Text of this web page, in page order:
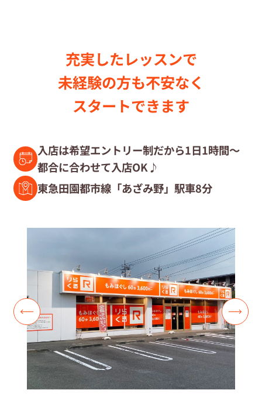
トレーニングセンター一覧
セラピスト募集中の店舗検索
復職セラピスト募集
よくあるご質問
応募する
充実したレッスンで
未経験の⽅も不安なく
スタートできます
入店は希望エントリー制だから1日1時間～
都合に合わせて入店OK♪
東急田園都市線「あざみ野」駅車8分